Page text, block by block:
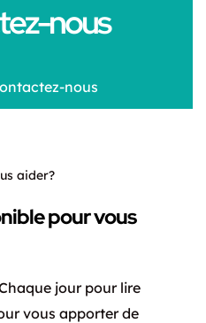
nous
nous
aider?
pour vous
jour pour lire
vous apporter de